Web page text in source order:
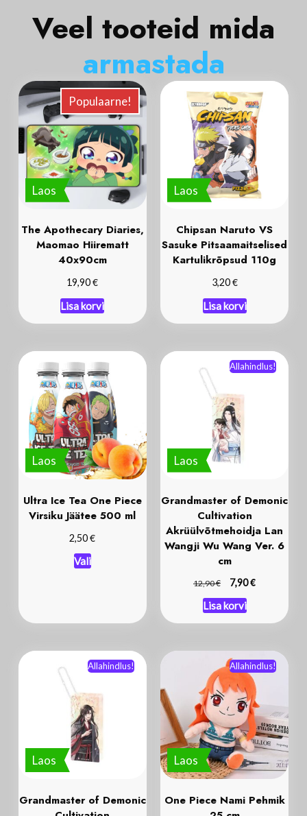
Veel tooteid mida
armastada
Laos
Populaarne!
The Apothecary Diaries,
Maomao Hiirematt
40x90cm
19,90€
Lisa korvi
Laos
Chipsan Naruto VS
Sasuke Pitsaamaitselised
Kartulikrõpsud 110g
3,20€
Lisa korvi
Laos
Ultra Ice Tea One Piece
Virsiku Jäätee 500 ml
2,50€
Vali
Laos
Allahindlus!
Grandmaster of Demonic
Cultivation
Akrüülvõtmehoidja Lan
Wangji Wu Wang Ver. 6
cm
12,90€ 7,90€
Lisa korvi
Laos
Allahindlus!
Grandmaster of Demonic
Laos
Allahindlus!
One Piece Nami Pehmik